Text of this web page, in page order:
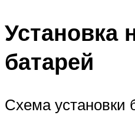
Установка
батарей
Схема установки